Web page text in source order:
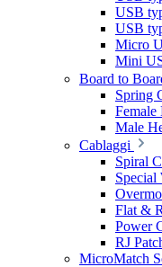
USB
USB
Micro
Mini
Board to
Spring
Female
Male
Cablaggi
Spiral
Special
Flat &
Power
RJ
MicroMatch